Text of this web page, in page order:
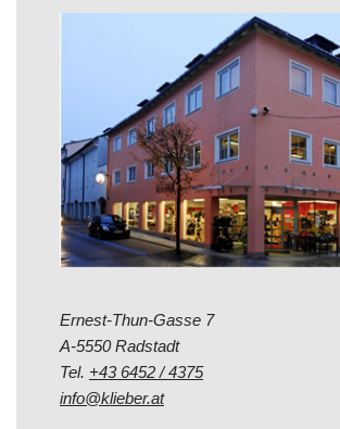
Ernest-Thun-Gasse 7
A-5550 Radstadt
Tel. +43 6452 / 4375
info@klieber.at